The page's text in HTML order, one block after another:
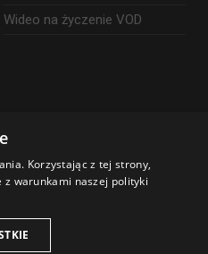
Wideo na życzenie VOD
Korzystając z tej strony,
z warunkami naszej polityki